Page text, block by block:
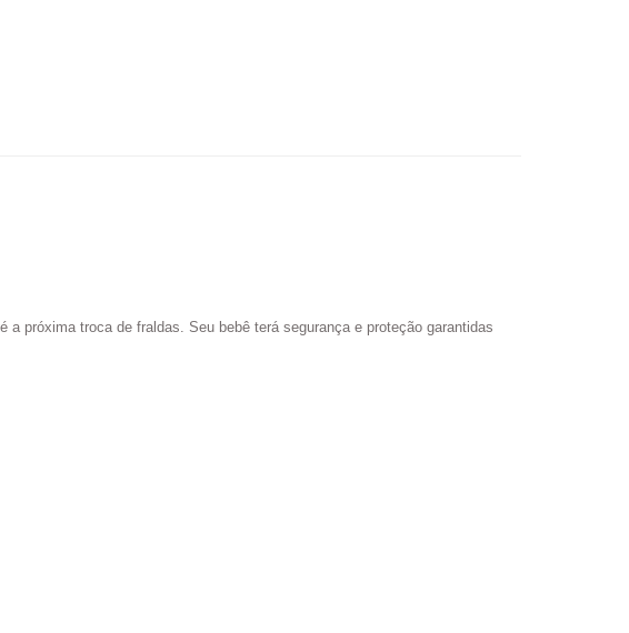
próxima troca de fraldas. Seu bebê terá segurança e proteção garantidas